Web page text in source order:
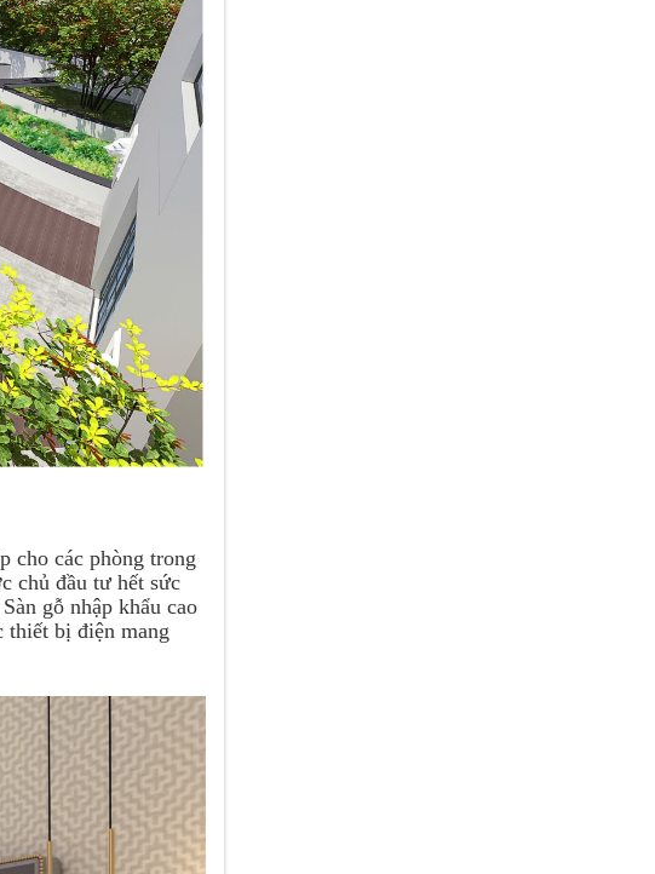
cho các phòng trong
chủ đầu tư hết sức
gỗ nhập khẩu cao
thiết bị điện mang